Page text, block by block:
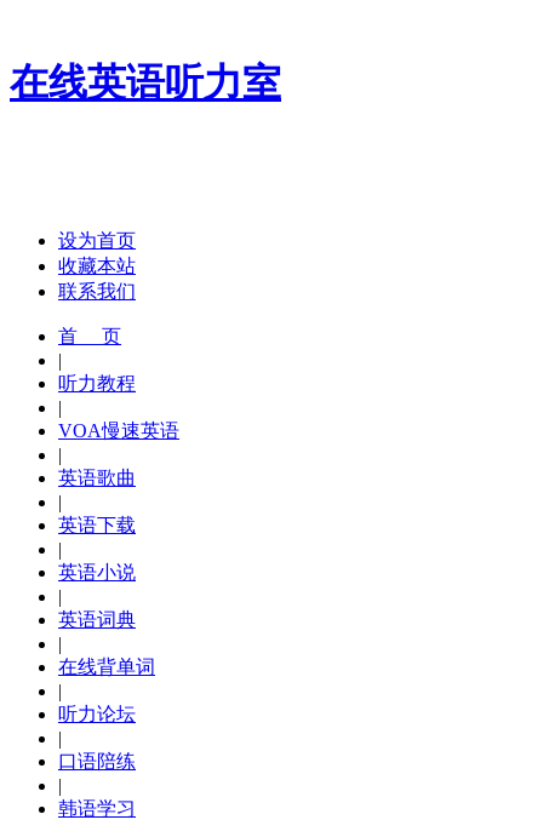
在线英语听力室
设为首页
收藏本站
联系我们
首 页
|
听力教程
|
VOA慢速英语
|
英语歌曲
|
英语下载
|
英语小说
|
英语词典
|
在线背单词
|
听力论坛
|
口语陪练
|
韩语学习